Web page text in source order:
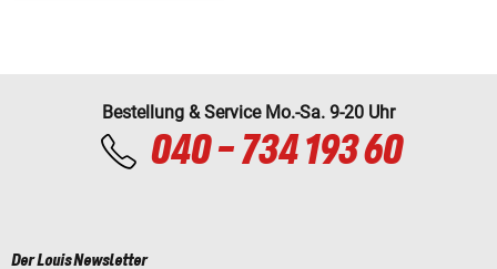
Bestellung & Service Mo.-Sa. 9-20 Uhr
040 - 734 193 60
Der Louis Newsletter